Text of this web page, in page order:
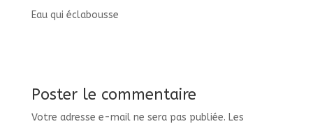
Eau qui éclabousse
Poster le commentaire
Votre adresse e-mail ne sera pas publiée. Les